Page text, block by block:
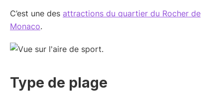
C’est une des attractions du quartier du Rocher de
Monaco.
Type de plage